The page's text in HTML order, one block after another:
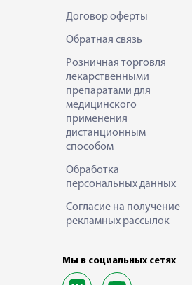
Договор оферты
Обратная связь
Розничная торговля
лекарственными
препаратами для
медицинского
применения
дистанционным
способом
Обработка
персональных данных
Согласие на получение
рекламных рассылок
Мы в социальных сетях